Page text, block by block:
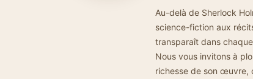
Au-delà de Sherlock
science-fiction aux
transparaît dans
Nous vous invitons à
richesse de son œuvre,